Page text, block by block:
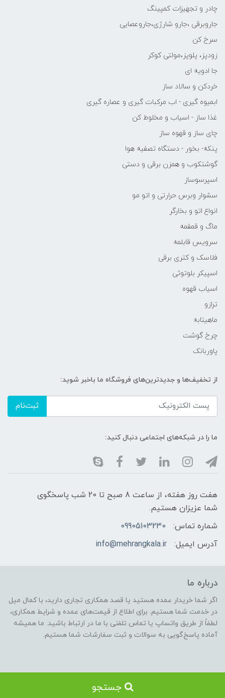
چادر و تجهیزات کمپینگ
جاروبرقی ،جارو شارژی،جاروعصایی
سرخ کن
زودپز، پلوپز،مولتی کوکر
جا ادویه ای
خردکن و سالاد ساز
ابمیوه گیری - اب مرکبات گیری و عصاره گیری
غذا ساز - اسیاب و مخلوط کن
چای ساز و قهوه ساز
پنکه- بخور - دستگاه تصفیه هوا
گوشتکوب و همزن برقی و دستی
اسپرسوساز
سشوار وبرس حرارتی و اتو مو
انواع اتو و بخارگر
ماگ و قمقمه
سرویس قابلمه
فلاسک و کتری برقی
اسپیکر بلوتوثی
اسیاب قهوه
ترازو
ماهیتابه
چرخ گوشت
پاوربانک
از تخفیف‌ها و جدیدترین‌های فروشگاه ما باخبر شوید:
ثبت‌نام
ما را در شبکه‌های اجتماعی دنبال کنید:
هفت روز هفته، از ساعت 8 صبح تا 20 شب پاسخگوی
شما عزیزان هستیم.
شماره تماس:
09905103230
آدرس ایمیل:
info@mehrangkala.ir
درباره ما
اگر شما خریدار عمده هستید یا قصد همکاری تجاری دارید، با کمال میل
در خدمت شما هستیم. برای اطلاع از قیمت‌های عمده و شرایط همکاری،
لطفاً از طریق واتساپ یا تماس تلفنی با ما در ارتباط باشید. ما همیشه
آماده پاسخ‌گویی به سوالات و ثبت سفارشات شما هستیم.